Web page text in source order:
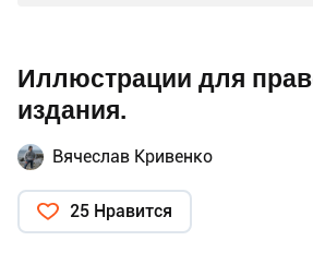
Иллюстрации для
издания.
Вячеслав Кривенко
25 Нравится